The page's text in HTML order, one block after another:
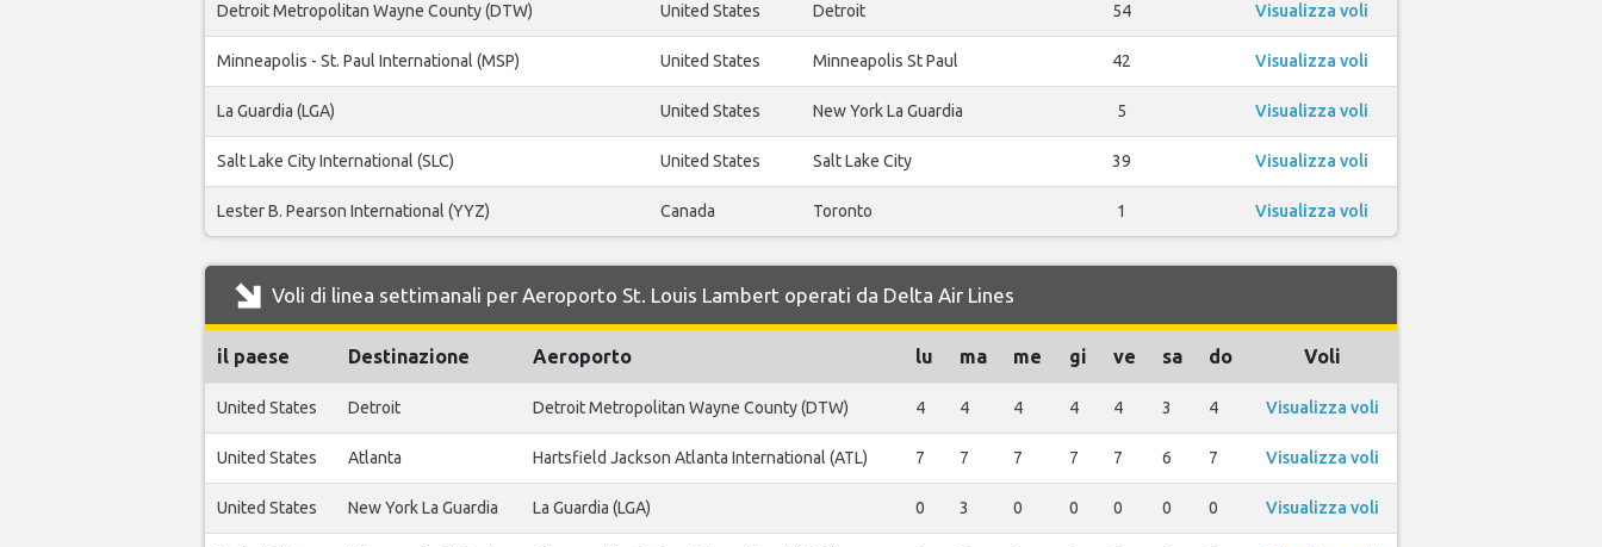
Detroit Metropolitan Wayne County (DTW) United States Detroit 54 Visualizza voli
Minneapolis - St. Paul International (MSP) United States Minneapolis St Paul 42 Visualizza voli
La Guardia (LGA) United States New York La Guardia 5 Visualizza voli
Salt Lake City International (SLC) United States Salt Lake City 39 Visualizza voli
Lester B. Pearson International (YYZ) Canada Toronto 1 Visualizza voli
Voli di linea settimanali per Aeroporto St. Louis Lambert operati da Delta Air Lines
il paese Destinazione Aeroporto lu ma me gi ve sa do Voli
United States Detroit Detroit Metropolitan Wayne County (DTW) 4 4 4 4 4 3 4 Visualizza voli
United States Atlanta Hartsfield Jackson Atlanta International (ATL) 7 7 7 7 7 6 7 Visualizza voli
United States New York La Guardia La Guardia (LGA) 0 3 0 0 0 0 0 Visualizza voli